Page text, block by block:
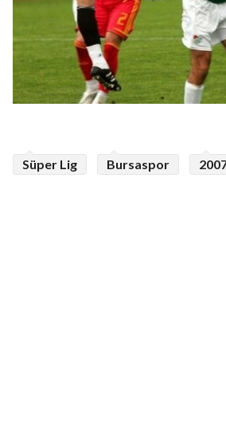
Süper Lig Bursaspor